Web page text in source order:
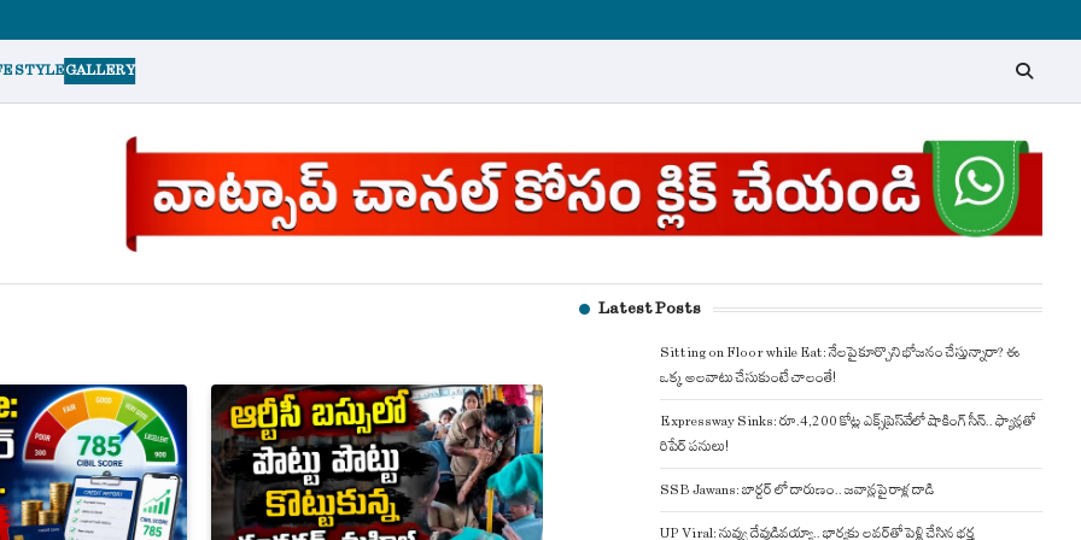
STYLEGALLERY
Latest Posts
Sitting on Floor while Eat: నేలపై కూర్చొని భోజనం చేస్తున్నారా? ఈ
ఒక్క అలవాటు చేసుకుంటే చాలంతే!
Expressway Sinks: రూ.4,200 కోట్ల ఎక్స్‌ప్రెస్‌వేలో షాకింగ్ సీన్.. ఫ్యాన్లతో
రిపేర్ పనులు!
SSB Jawans: బార్డర్ లో దారుణం.. జవాన్లపై రాళ్ల దాడి
UP Viral: నువ్వు దేవుడివయ్యా.. భార్యకు లవర్‌తో పెళ్లి చేసిన భర్త